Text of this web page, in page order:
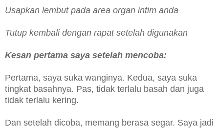
Usapkan lembut pada area organ intim anda
Tutup kembali dengan rapat setelah digunakan
Kesan pertama saya setelah mencoba:
Pertama, saya suka wanginya. Kedua, saya suka
tingkat basahnya. Pas, tidak terlalu basah dan juga
tidak terlalu kering.
Dan setelah dicoba, memang berasa segar. Saya jadi